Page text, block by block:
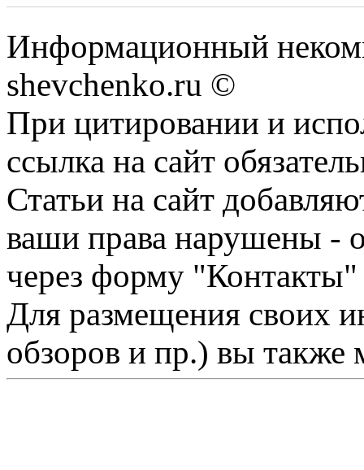
Информационный
shevchenko.ru ©
При цитировании и
ссылка на сайт
Статьи на сайт
ваши права нарушены -
через форму "Контакты"
Для размещения своих
обзоров и пр.) вы также